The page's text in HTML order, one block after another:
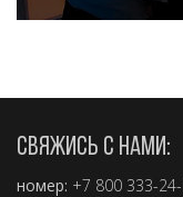
СВЯЖИСЬ С НАМИ:
номер: +7 800 333-